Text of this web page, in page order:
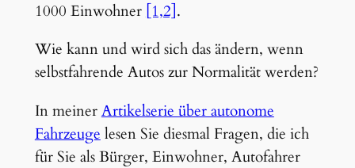
1000 Einwohner [1,2] .
Wie kann und wird sich das ändern, wenn
selbstfahrende Autos zur Normalität werden?
In meinerArtikelserie über autonome
Fahrzeuge lesen Sie diesmal Fragen, die ich
für Sie als Bürger, Einwohner, Autofahrer